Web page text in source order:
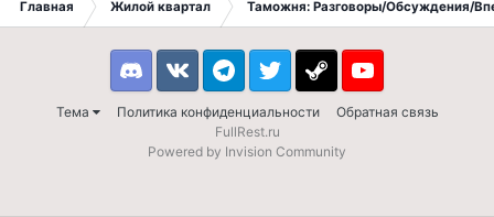
Главная Жилой квартал Таможня: Разговоры/Обсуждения/
Тема Политика конфиденциальности Обратная связь
DiscordVK TelegramTwitter Steam Youtube
FullRest.ru
Powered by Invision Community